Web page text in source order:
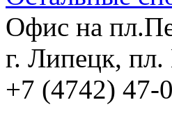
Офис на
г. Липецк,
+7 (4742) 47-